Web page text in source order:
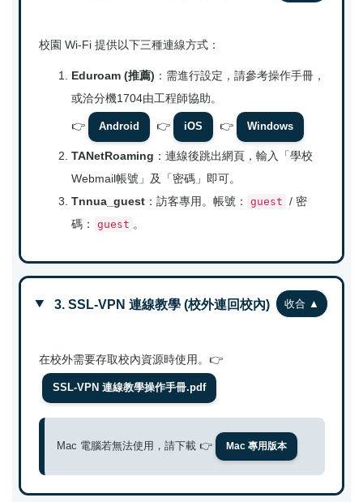
校園 Wi-Fi 提供以下三種連線方式：
Eduroam (推薦) ：需進行設定，請參考操作手冊，
或洽分機1704由工程師協助。
👉 Android 👉 iOS 👉 Windows
TANetRoaming ：連線後跳出網頁，輸入「學校
Webmail帳號」及「密碼」即可。
Tnnua_guest：訪客專用。帳號： guest / 密
碼：
guest 。
3. SSL-VPN 連線教學 (校外連回校內)
在校外需要存取校內資源時使用。👉
SSL-VPN 連線教學操作手冊.pdf
Mac 電腦若無法使用，請下載 👉 Mac 專用版本